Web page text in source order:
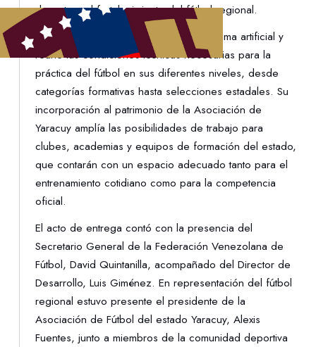
deporte y el fortalecimiento del fútbol regional.
La cancha cuenta con superficie de grama artificial y
reúne las condiciones técnicas necesarias para la
práctica del fútbol en sus diferentes niveles, desde
categorías formativas hasta selecciones estadales. Su
incorporación al patrimonio de la Asociación de
Yaracuy amplía las posibilidades de trabajo para
clubes, academias y equipos de formación del estado,
que contarán con un espacio adecuado tanto para el
entrenamiento cotidiano como para la competencia
oficial.
El acto de entrega contó con la presencia del
Secretario General de la Federación Venezolana de
Fútbol, David Quintanilla, acompañado del Director de
Desarrollo, Luis Giménez. En representación del fútbol
regional estuvo presente el presidente de la
Asociación de Fútbol del estado Yaracuy, Alexis
Fuentes, junto a miembros de la comunidad deportiva